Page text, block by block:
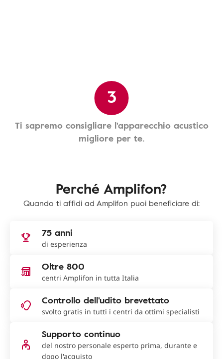
3
Ti sapremo consigliare l'apparecchio acustico
migliore per te.
Perché Amplifon?
Quando ti affidi ad Amplifon puoi beneficiare di:
75 anni
di esperienza
Oltre 800
centri Amplifon in tutta Italia
Controllo dell'udito brevettato
svolto gratis in tutti i centri da ottimi specialisti
Supporto continuo
del nostro personale esperto prima, durante e
dopo l'acquisto